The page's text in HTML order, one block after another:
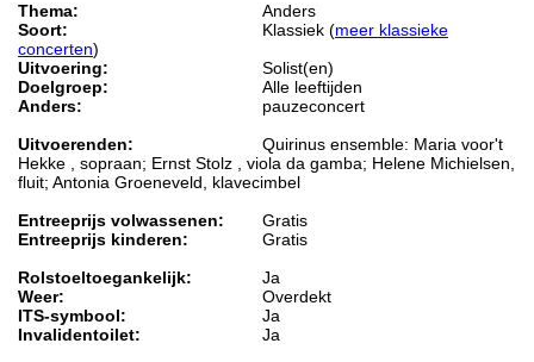
Thema:
Anders
Soort:
Klassiek (meer klassieke
concerten)
Uitvoering:
Solist(en)
Doelgroep:
Alle leeftijden
Anders:
pauzeconcert
Uitvoerenden:
Quirinus ensemble: Maria voor't
Hekke , sopraan; Ernst Stolz , viola da gamba; Helene Michielsen,
fluit; Antonia Groeneveld, klavecimbel
Entreeprijs volwassenen:
Gratis
Entreeprijs kinderen:
Gratis
Rolstoeltoegankelijk:
Ja
Weer:
Overdekt
ITS-symbool:
Ja
Invalidentoilet:
Ja